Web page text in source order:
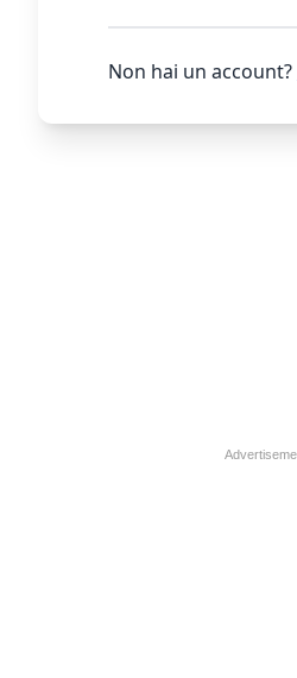
Non hai un account?